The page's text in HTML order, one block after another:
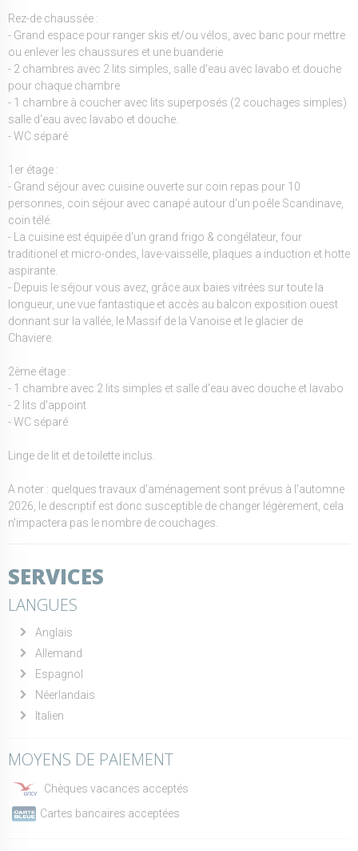
Rez-de chaussée :
- Grand espace pour ranger skis et/ou vélos, avec banc pour mettre
ou enlever les chaussures et une buanderie
- 2 chambres avec 2 lits simples, salle d'eau avec lavabo et douche
pour chaque chambre
- 1 chambre à coucher avec lits superposés (2 couchages simples)
salle d'eau avec lavabo et douche.
- WC séparé
1er étage :
- Grand séjour avec cuisine ouverte sur coin repas pour 10
personnes, coin séjour avec canapé autour d'un poêle Scandinave,
coin télé.
- La cuisine est équipée d'un grand frigo & congélateur, four
traditionel et micro-ondes, lave-vaisselle, plaques a induction et hotte
aspirante.
- Depuis le séjour vous avez, grâce aux baies vitrées sur toute la
longueur, une vue fantastique et accès au balcon exposition ouest
donnant sur la vallée, le Massif de la Vanoise et le glacier de
Chaviere.
2ème étage :
- 1 chambre avec 2 lits simples et salle d'eau avec douche et lavabo
- 2 lits d'appoint
- WC séparé
Linge de lit et de toilette inclus.
A noter : quelques travaux d'aménagement sont prévus à l'automne
2026, le descriptif est donc susceptible de changer légèrement, cela
n'impactera pas le nombre de couchages.
SERVICES
LANGUES
Anglais
Allemand
Espagnol
Néerlandais
Italien
MOYENS DE PAIEMENT
Chèques vacances acceptés
Cartes bancaires acceptées